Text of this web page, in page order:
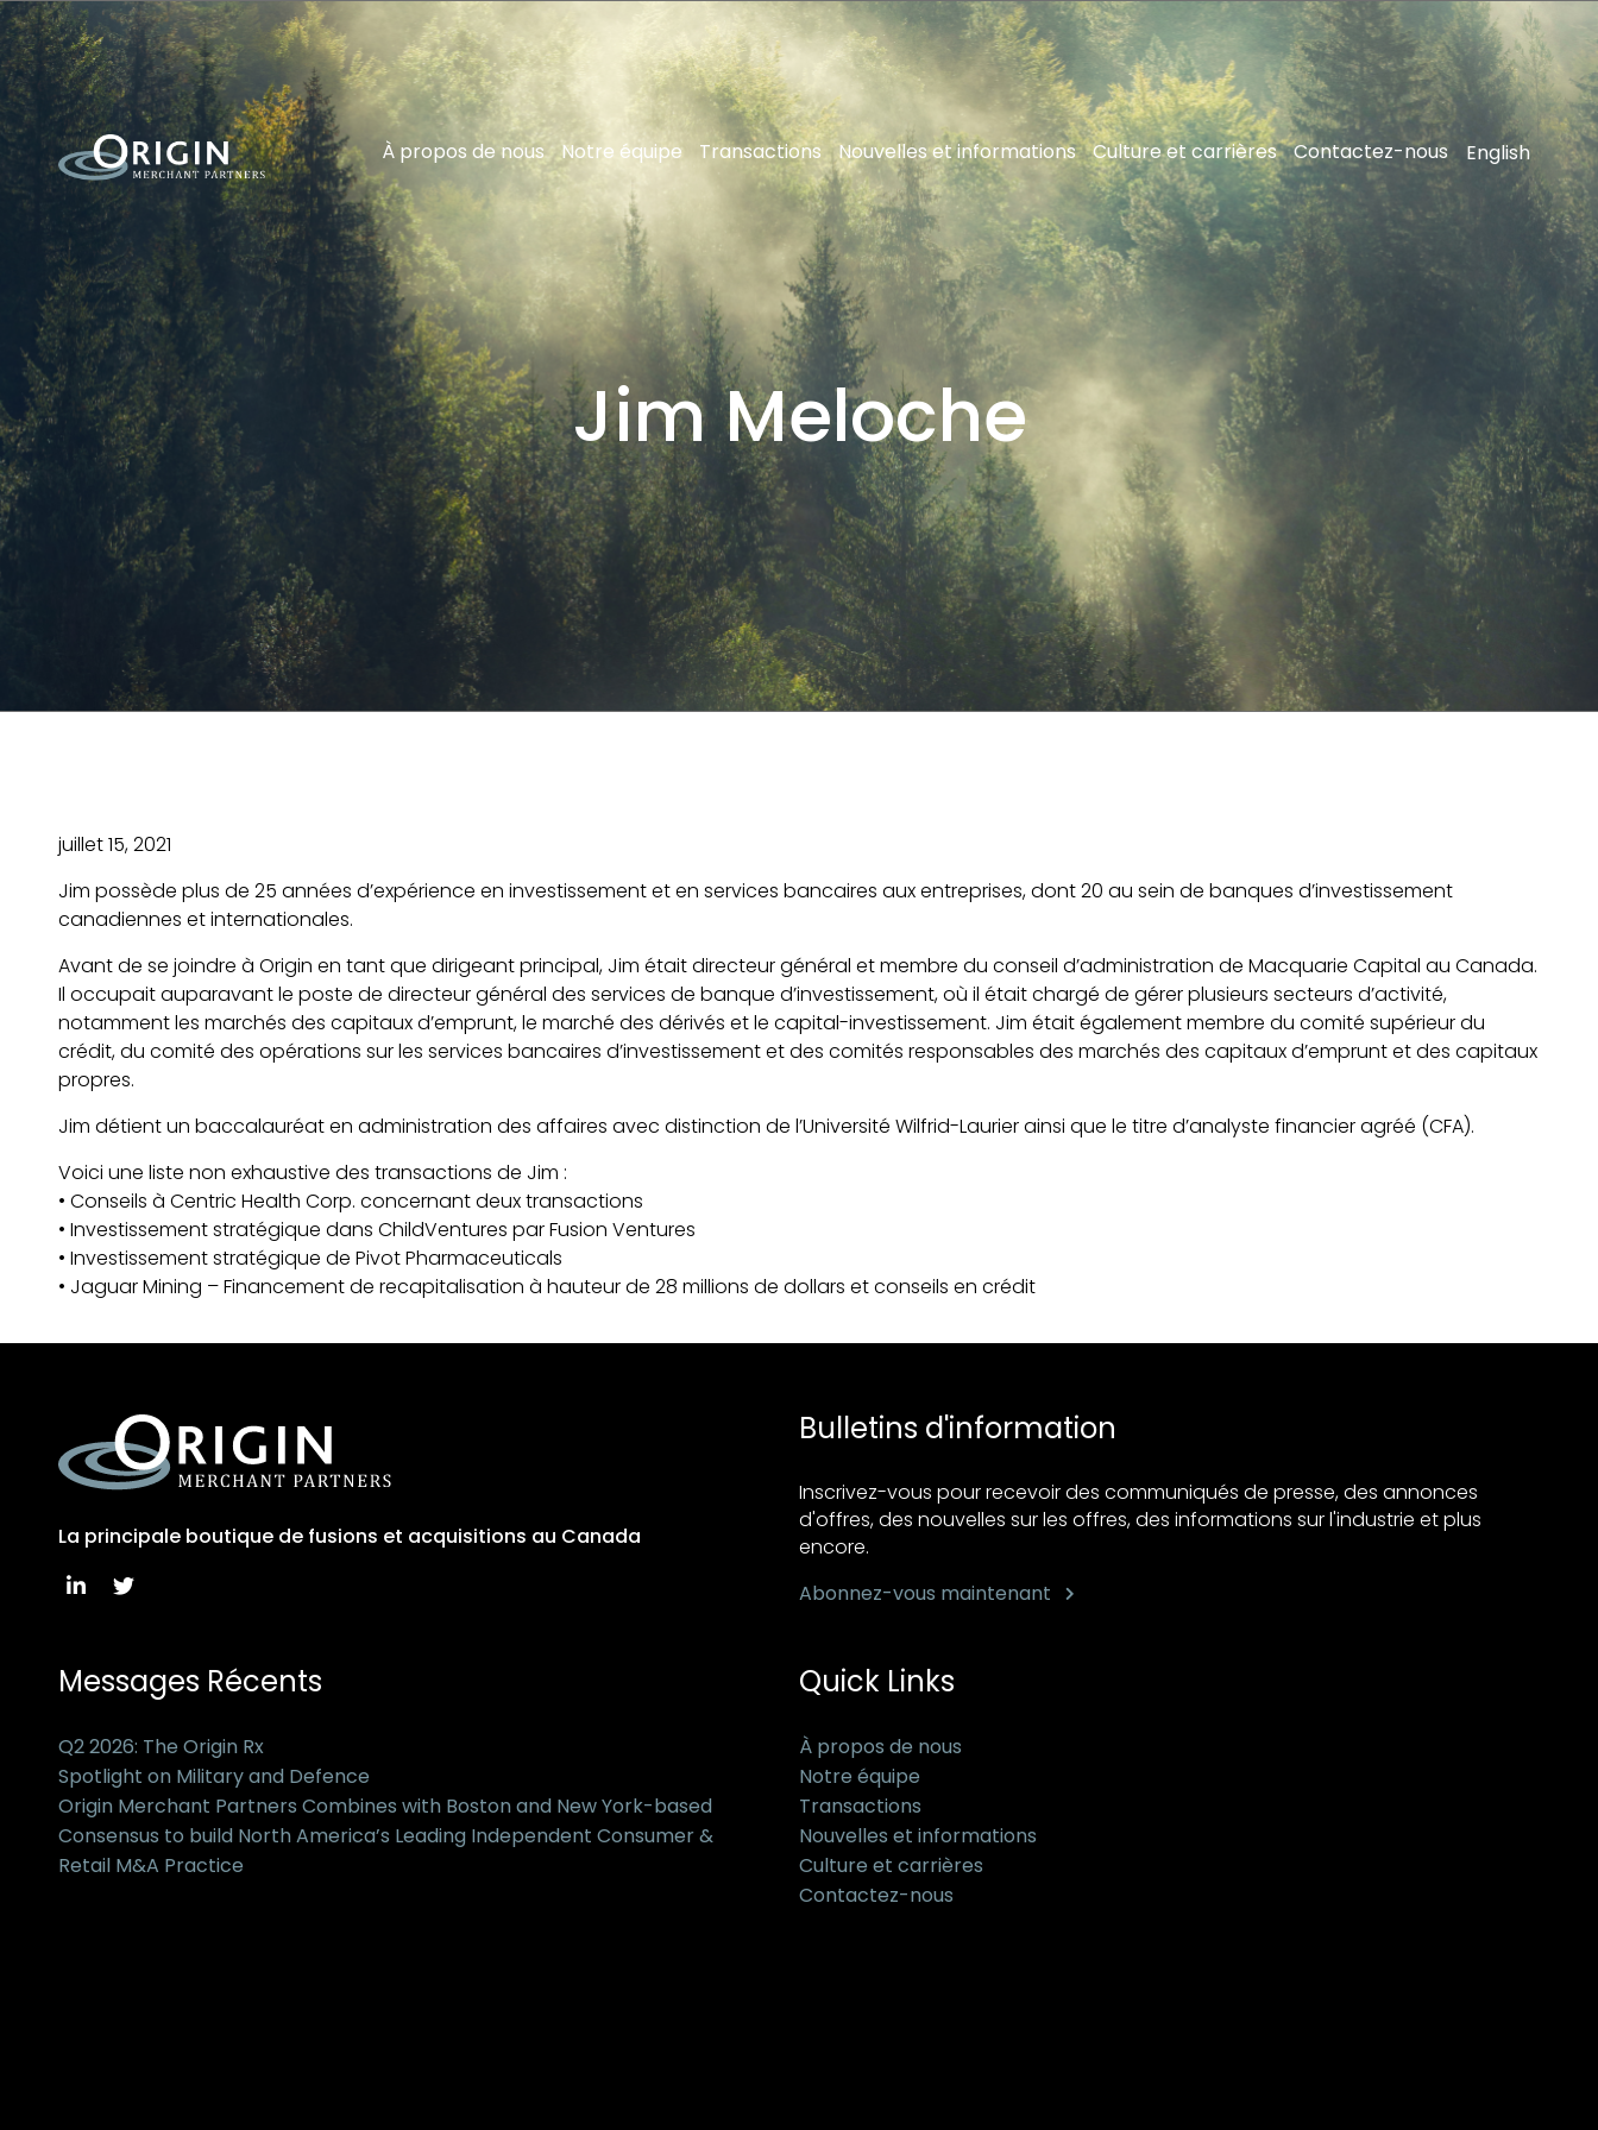
À propos de nous Notre équipe Transactions Nouvelles et informations Culture et carrières Contactez-nous English
Jim Meloche
juillet 15, 2021
Jim possède plus de 25 années d’expérience en investissement et en services bancaires aux entreprises, dont 20 au sein de banques d’investissement
canadiennes et internationales.
Avant de se joindre à Origin en tant que dirigeant principal, Jim était directeur général et membre du conseil d’administration de Macquarie Capital au Canada.
Il occupait auparavant le poste de directeur général des services de banque d’investissement, où il était chargé de gérer plusieurs secteurs d’activité,
notamment les marchés des capitaux d’emprunt, le marché des dérivés et le capital-investissement. Jim était également membre du comité supérieur du
crédit, du comité des opérations sur les services bancaires d’investissement et des comités responsables des marchés des capitaux d’emprunt et des capitaux
propres.
Jim détient un baccalauréat en administration des affaires avec distinction de l’Université Wilfrid-Laurier ainsi que le titre d’analyste financier agréé (CFA).
Voici une liste non exhaustive des transactions de Jim :
• Conseils à Centric Health Corp. concernant deux transactions
• Investissement stratégique dans ChildVentures par Fusion Ventures
• Investissement stratégique de Pivot Pharmaceuticals
• Jaguar Mining – Financement de recapitalisation à hauteur de 28 millions de dollars et conseils en crédit
La principale boutique de fusions et acquisitions au Canada
Bulletins d'information
Inscrivez-vous pour recevoir des communiqués de presse, des annonces
d'offres, des nouvelles sur les offres, des informations sur l'industrie et plus
encore.
Abonnez-vous maintenant
Messages Récents
Q2 2026: The Origin Rx
Spotlight on Military and Defence
Origin Merchant Partners Combines with Boston and New York-based
Consensus to build North America’s Leading Independent Consumer &
Retail M&A Practice
Quick Links
À propos de nous
Notre équipe
Transactions
Nouvelles et informations
Culture et carrières
Contactez-nous